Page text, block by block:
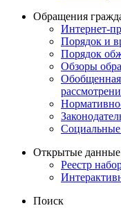
Обращения
Интернет-
Порядок и
Порядок
Обзоры
Обобщенная
Социальные
Открытые данные
Реестр
Поиск